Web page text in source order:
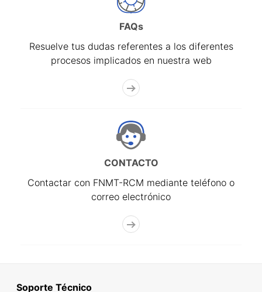
FAQs
Resuelve tus dudas referentes a los diferentes
procesos implicados en nuestra web
CONTACTO
Contactar con FNMT-RCM mediante teléfono o
correo electrónico
Soporte Técnico